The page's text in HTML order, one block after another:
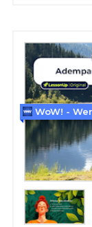
WoW! -